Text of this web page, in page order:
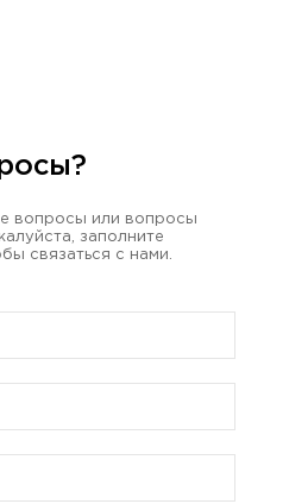
вопросы или вопросы
заполните
связаться с нами.